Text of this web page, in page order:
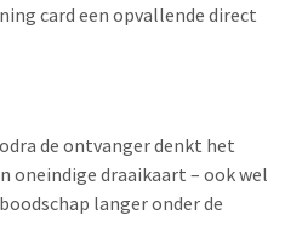
card een opvallende direct
de ontvanger denkt het
oneindige draaikaart – ook wel
langer onder de